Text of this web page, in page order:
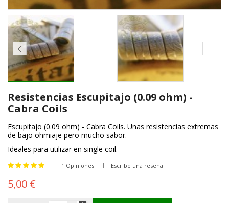
Resistencias Escupitajo (0.09 ohm) -
Cabra Coils
Escupitajo (0.09 ohm) - Cabra Coils. Unas resistencias extremas
de bajo ohmiaje pero mucho sabor.
Ideales para utilizar en single coil.
1 Opiniones Escribe una reseña
5,00 €